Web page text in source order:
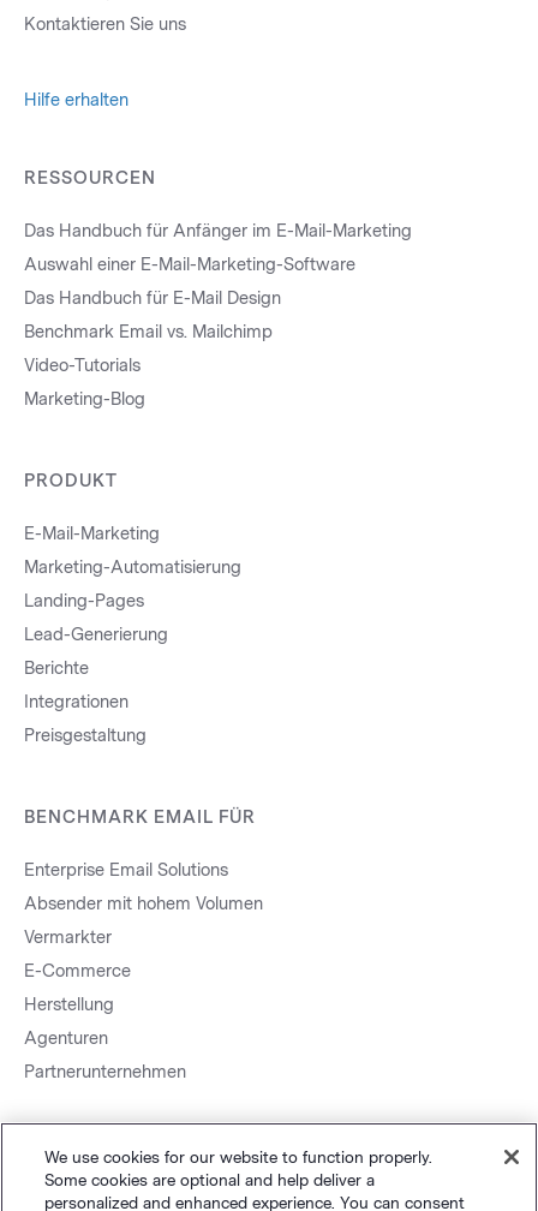
Kontaktieren Sie uns
Hilfe erhalten
RESSOURCEN
Das Handbuch für Anfänger im E-Mail-Marketing
Auswahl einer E-Mail-Marketing-Software
Das Handbuch für E-Mail Design
Benchmark Email vs. Mailchimp
Video-Tutorials
Marketing-Blog
PRODUKT
E-Mail-Marketing
Marketing-Automatisierung
Landing-Pages
Lead-Generierung
Berichte
Integrationen
Preisgestaltung
BENCHMARK EMAIL FÜR
Enterprise Email Solutions
Absender mit hohem Volumen
Vermarkter
E-Commerce
Herstellung
Agenturen
Partnerunternehmen
We use cookies for our website to function properly.
Some cookies are optional and help deliver a
personalized and enhanced experience. You can consent